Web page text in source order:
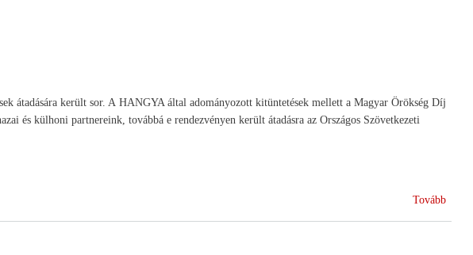
átadására került sor. A HANGYA által adományozott kitüntetések mellett a Magyar Örökség Díj
és külhoni partnereink, továbbá e rendezvényen került átadásra az Országos Szövetkezeti
Tovább